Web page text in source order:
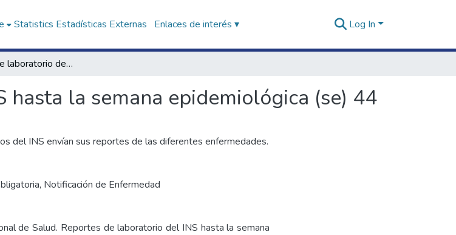
Statistics Estadísticas Externas Enlaces de interés ▾ Log In
Reportes de laboratorio del INS hasta la semana epidemiológica (se) 44
la semana epidemiológica (se) 44
del INS envían sus reportes de las diferentes enfermedades.
, Notificación de Enfermedad
de Salud. Reportes de laboratorio del INS hasta la semana